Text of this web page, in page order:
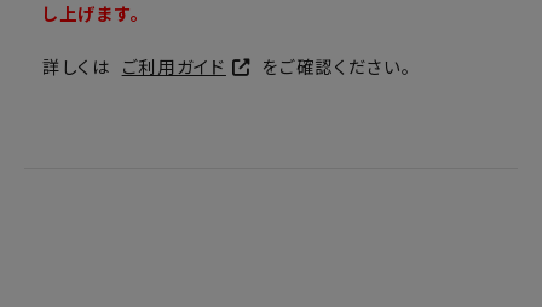
し上げます。
詳しくは ご利用ガイド をご確認ください。